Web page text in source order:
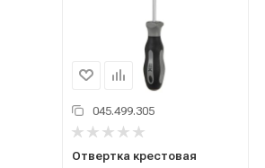
045.499.305
Отвертка крестовая